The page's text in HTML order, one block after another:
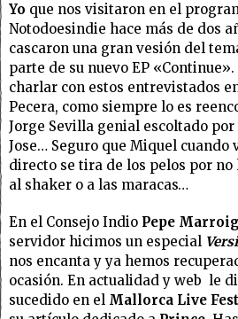
Yo que nos visitaron en el
Notodoesindie hace más de dos
cascaron una gran vesión del
parte de su nuevo EP
charlar con estos entrevistados
Pecera, como siempre lo es
Jorge Sevilla genial escoltado por
Jose… Seguro que Miquel cuando
directo se tira de los pelos por
al shaker o a las maracas…
En el Consejo Indio Pepe
servidor hicimos un especial
nos encanta y ya hemos
ocasión. En actualidad y web le
sucedido en el Mallorca Live